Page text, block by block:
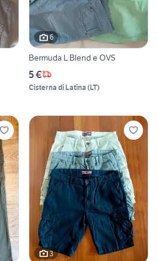
6
Bermuda L Blend e OVS
5 €
Cisterna di Latina (LT)
3